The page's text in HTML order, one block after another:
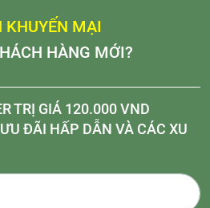
KHUYẾN MẠI
HÀNG MỚI?
TRỊ GIÁ 120.000 VND
ĐÃI HẤP DẪN VÀ CÁC XU